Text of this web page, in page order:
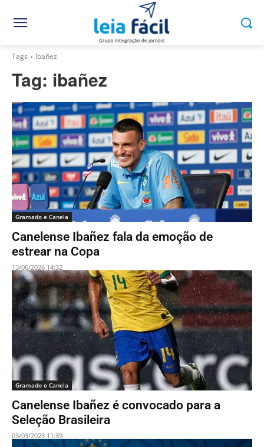
Tags Ibañez
Tag: ibañez
Gramado e Canela
Canelense Ibañez fala da emoção de
estrear na Copa
13/06/2026 14:32
Gramado e Canela
Canelense Ibañez é convocado para a
Seleção Brasileira
03/03/2023 11:39